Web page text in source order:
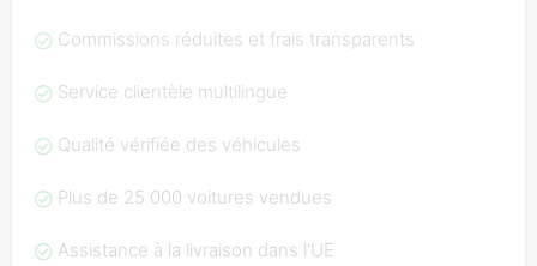
Commissions réduites et frais transparents
Service clientèle multilingue
Qualité vérifiée des véhicules
Plus de 25 000 voitures vendues
Assistance à la livraison dans l'UE